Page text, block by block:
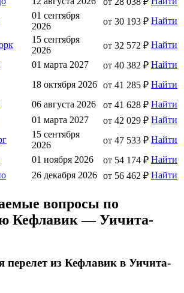
01 сентября
2026
от 30 193 ₽ Найти
15 сентября
2026
от 32 572 ₽ Найти
01 марта 2027 от 40 382 ₽ Найти
18 октября 2026 от 41 285 ₽ Найти
06 августа 2026 от 41 628 ₽ Найти
01 марта 2027 от 42 029 ₽ Найти
15 сентября
2026
от 47 533 ₽ Найти
01 ноября 2026 от 54 174 ₽ Найти
26 декабря 2026 от 56 462 ₽ Найти
вопросы по
Кефлавик — Уичита-
перелет из Кефлавик в Уичита-